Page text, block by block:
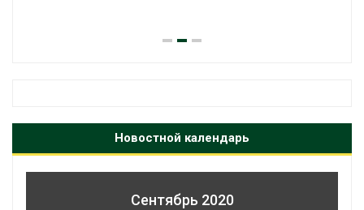
Новостной календарь
Сентябрь 2020